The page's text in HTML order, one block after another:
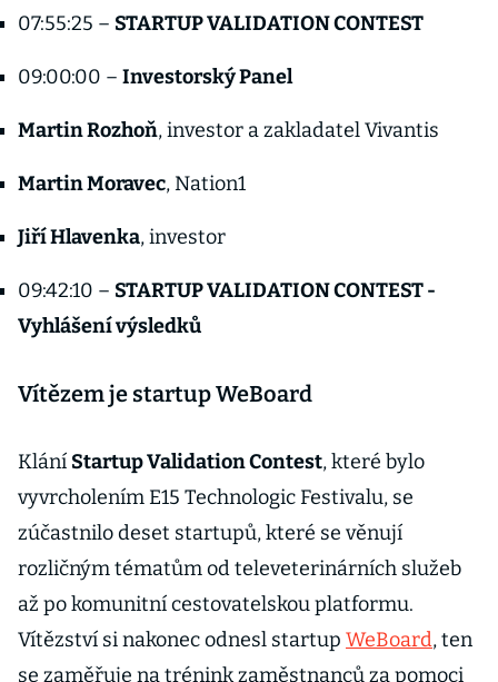
07:55:25 – STARTUP VALIDATION CONTEST
09:00:00 – Investorský Panel
Martin Rozhoň, investor a zakladatel Vivantis
Martin Moravec, Nation1
Jiří Hlavenka, investor
09:42:10 – STARTUP VALIDATION CONTEST -
Vyhlášení výsledků
Vítězem je startup WeBoard
Klání Startup Validation Contest, které bylo
vyvrcholením E15 Technologic Festivalu, se
zúčastnilo deset startupů, které se věnují
rozličným tématům od televeterinárních služeb
až po komunitní cestovatelskou platformu.
Vítězství si nakonec odnesl startup WeBoard, ten
se zaměřuje na trénink zaměstnanců za pomoci